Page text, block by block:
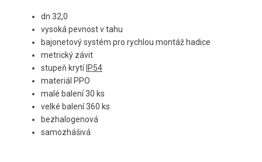
dn 32,0
vysoká pevnost v tahu
bajonetový systém pro rychlou montáž hadice
metrický závit
stupeň krytí IP54
materiál PPO
malé balení 30 ks
velké balení 360 ks
bezhalogenová
samozhášivá